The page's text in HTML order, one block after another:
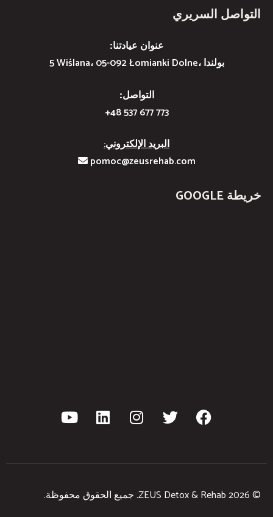
التواصل السريري
عنوان عيادتنا:
5 Wiślana، 05-092 Łomianki Dolne، بولندا
التواصل:
+48 537 677 773
البريد الإلكتروني:
pomoc@zeusrehab.com
خريطة GOOGLE
© 2026 ZEUS Detox & Rehab. جميع الحقوق محفوظة.